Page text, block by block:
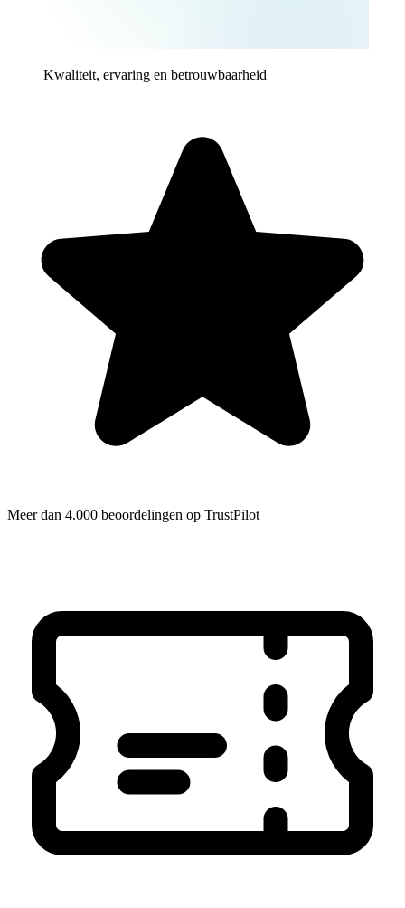
Kwaliteit, ervaring en betrouwbaarheid
Meer dan 4.000 beoordelingen op TrustPilot